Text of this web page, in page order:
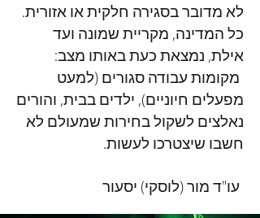
לא מדובר בסגירה חלקית או אזורית.
כל המדינה, מקריית שמונה ועד
אילת, נמצאת כעת באותו מצב:
מקומות עבודה סגורים (למעט
מפעלים חיוניים), ילדים בבית, והורים
נאלצים לשקול בחירות שמעולם לא
חשבו שיצטרכו לעשות.
עו"ד מור (לוסקי) יסעור